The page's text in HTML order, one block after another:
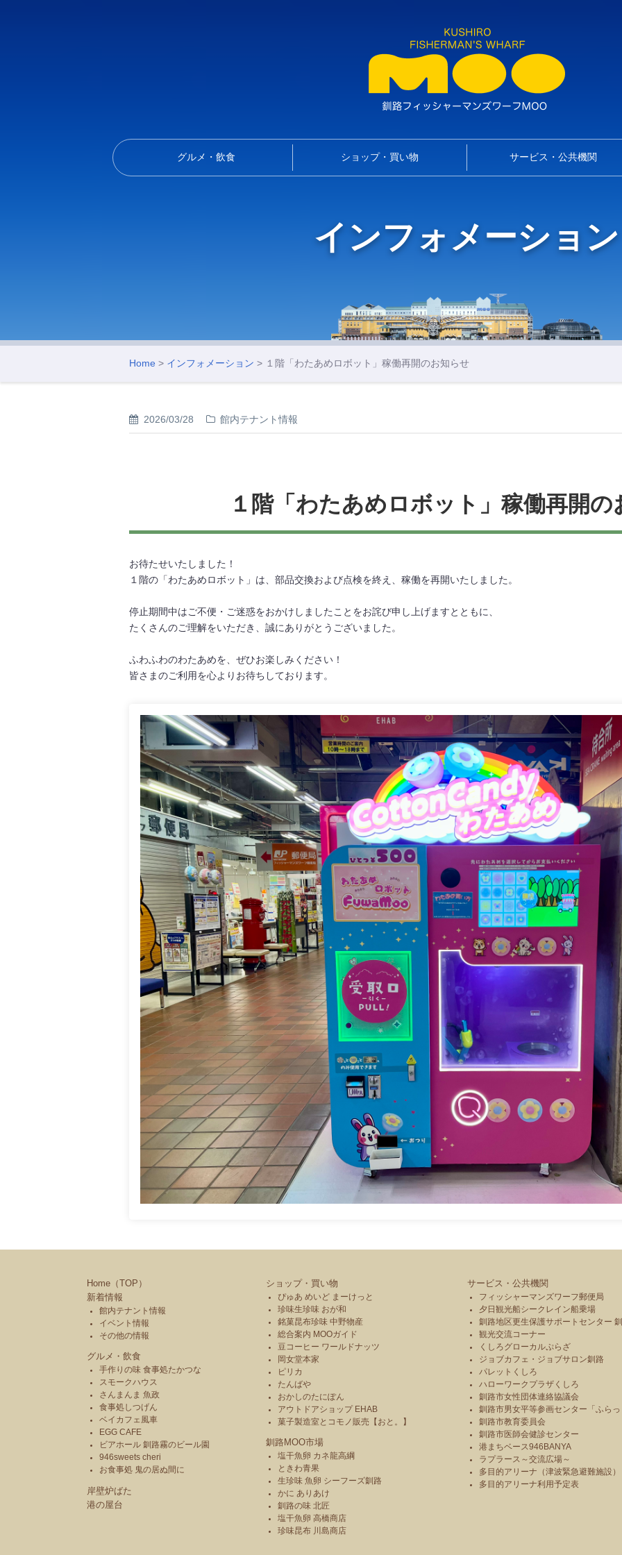
グルメ・飲食 ショップ・買い物 サービス・公共機関
インフォメーション
Home > インフォメーション > １階「わたあめロボット」稼働再開のお知らせ
2026/03/28 館内テナント情報
１階「わたあめロボット」稼働再開の
お待たせいたしました！
１階の「わたあめロボット」は、部品交換および点検を終え、稼働を再開いたしました。
停止期間中はご不便・ご迷惑をおかけしましたことをお詫び申し上げますとともに、
たくさんのご理解をいただき、誠にありがとうございました。
ふわふわのわたあめを、ぜひお楽しみください！
皆さまのご利用を心よりお待ちしております。
Home（TOP）
新着情報
館内テナント情報
イベント情報
その他の情報
グルメ・飲食
手作りの味 食事処たかつな
スモークハウス
さんまんま 魚政
食事処しつげん
ベイカフェ風車
EGG CAFE
ビアホール 釧路霧のビール園
946sweets cheri
お食事処 鬼の居ぬ間に
岸壁炉ばた
港の屋台
ショップ・買い物
ぴゅあ めいど まーけっと
珍味生珍味 おが和
銘菓昆布珍味 中野物産
総合案内 MOOガイド
豆コーヒー ワールドナッツ
岡女堂本家
ピリカ
たんばや
おかしのたにぽん
アウトドアショップ EHAB
菓子製造室とコモノ販売【おと。】
釧路MOO市場
塩干魚卵 カネ龍高綱
ときわ青果
生珍味 魚卵 シーフーズ釧路
かに ありあけ
釧路の味 北匠
塩干魚卵 高橋商店
珍味昆布 川島商店
サービス・公共機関
フィッシャーマンズワーフ郵便局
夕日観光船シークレイン船乗場
釧路地区更生保護サポートセンター
観光交流コーナー
くしろグローカルぷらざ
ジョブカフェ・ジョブサロン釧路
パレットくしろ
ハローワークプラザくしろ
釧路市女性団体連絡協議会
釧路市男女平等参画センター「ふら
釧路市教育委員会
釧路市医師会健診センター
港まちベース946BANYA
ラプラース～交流広場～
多目的アリーナ（津波緊急避難施設）
多目的アリーナ利用予定表